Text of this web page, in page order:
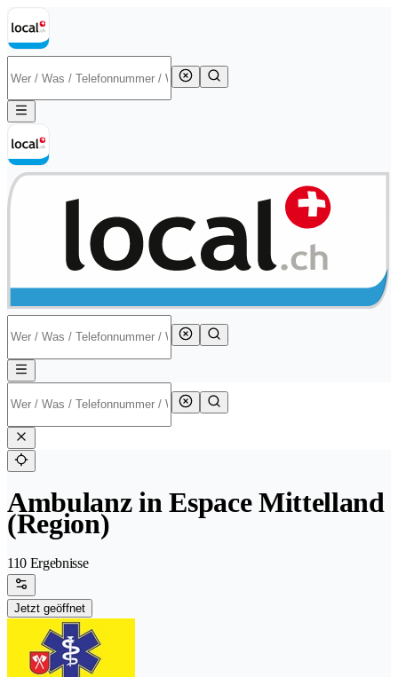
Ambulanz in Espace Mittelland
(Region)
110 Ergebnisse
Jetzt geöffnet